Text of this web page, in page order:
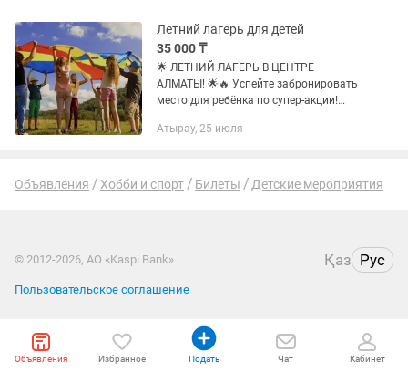
Летний лагерь для детей
35 000 ₸
🌟 ЛЕТНИЙ ЛАГЕРЬ В ЦЕНТРЕ
АЛМАТЫ! 🌟🔥 Успейте забронировать
место для ребёнка по супер-акции!
друзья в самом удобном месте города!
Атырау, 25 июля
Объявления Хобби и спорт Билеты Детские мероприятия
© 2012-2026, АО «Kaspi Bank» Қаз Рус
Пользовательское соглашение
Объявления Избранное Подать Чат Кабинет